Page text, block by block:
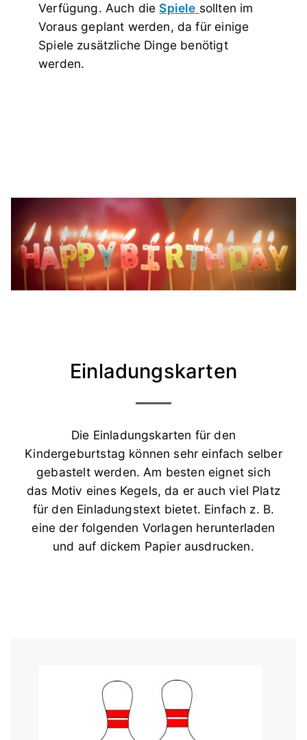
Verfügung. Auch dieSpiele sollten im
Voraus geplant werden, da für einige
Spiele zusätzliche Dinge benötigt
werden.
Einladungskarten
Die Einladungskarten für den
Kindergeburtstag können sehr einfach selber
gebastelt werden. Am besten eignet sich
das Motiv eines Kegels, da er auch viel Platz
für den Einladungstext bietet. Einfach z. B.
eine der folgenden Vorlagen herunterladen
und auf dickem Papier ausdrucken.